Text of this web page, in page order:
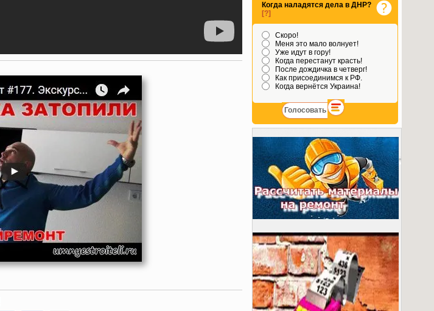
Когда наладятся дела в ДНР?
[?]
Скоро!
Меня это мало волнует!
Уже идут в гору!
Когда перестанут красть!
После дождичка в четверг!
Как присоединимся к РФ.
Когда вернётся Украина!